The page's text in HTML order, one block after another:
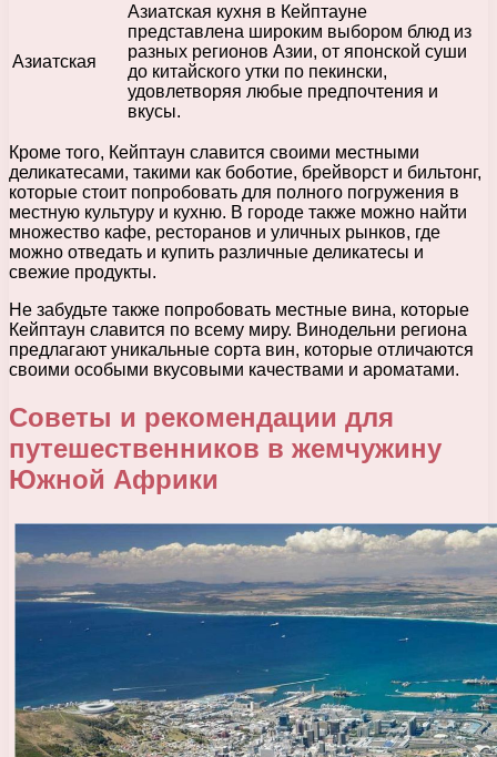
Азиатская
Азиатская кухня в Кейптауне
представлена широким выбором блюд из
разных регионов Азии, от японской суши
до китайского утки по пекински,
удовлетворяя любые предпочтения и
вкусы.
Кроме того, Кейптаун славится своими местными
деликатесами, такими как боботие, брейворст и бильтонг,
которые стоит попробовать для полного погружения в
местную культуру и кухню. В городе также можно найти
множество кафе, ресторанов и уличных рынков, где
можно отведать и купить различные деликатесы и
свежие продукты.
Не забудьте также попробовать местные вина, которые
Кейптаун славится по всему миру. Винодельни региона
предлагают уникальные сорта вин, которые отличаются
своими особыми вкусовыми качествами и ароматами.
Советы и рекомендации для
путешественников в жемчужину
Южной Африки